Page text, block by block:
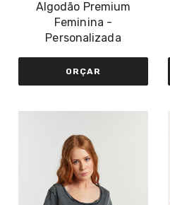
Algodão Premium
Feminina -
Personalizada
ORÇAR